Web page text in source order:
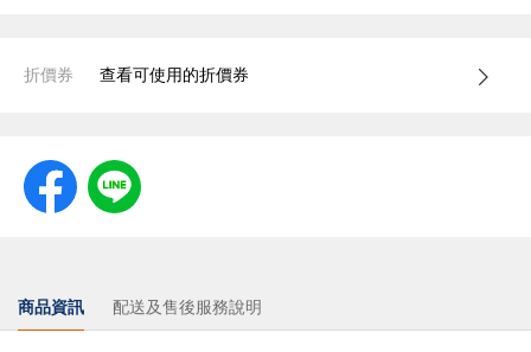
折價券 查看可使用的折價券
商品資訊 配送及售後服務說明